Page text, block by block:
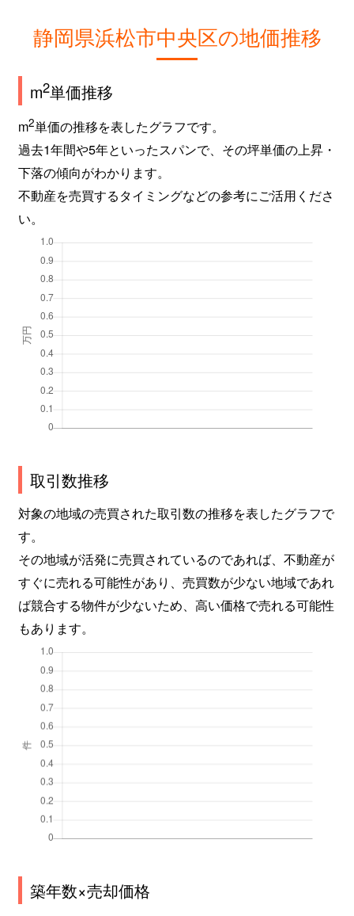
静岡県浜松市中央区の地価推移
m2単価推移
m2単価の推移を表したグラフです。
過去1年間や5年といったスパンで、その坪単価の上昇・
下落の傾向がわかります。
不動産を売買するタイミングなどの参考にご活用くださ
い。
取引数推移
対象の地域の売買された取引数の推移を表したグラフで
す。
その地域が活発に売買されているのであれば、不動産が
すぐに売れる可能性があり、売買数が少ない地域であれ
ば競合する物件が少ないため、高い価格で売れる可能性
もあります。
築年数×売却価格